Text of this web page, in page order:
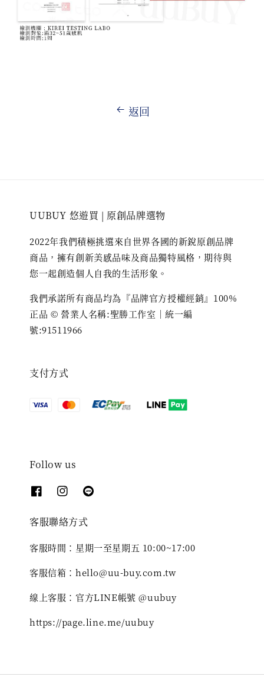
返回
UUBUY 悠遊買 | 原創品牌選物
2022年我們積極挑選來自世界各國的新銳原創品牌
商品，擁有創新美感品味及商品獨特風格，期待與
您一起創造個人自我的生活形象。
我們承諾所有商品均為『品牌官方授權經銷』100%
正品 © 營業人名稱:聖勝工作室｜統一編
號:91511966
支付方式
Follow us
客服聯絡方式
客服時間：星期一至星期五 10:00~17:00
客服信箱：hello@uu-buy.com.tw
線上客服：官方LINE帳號 @uubuy
https://page.line.me/uubuy